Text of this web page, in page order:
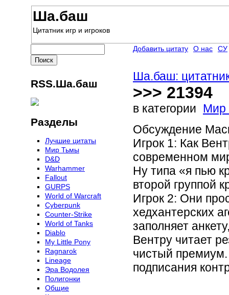
Ша.баш
Цитатник игр и игроков
Ша.баш:
>>> 21394
в категории Мир
Обсуждение
Игрок 1: Как
современном
Ну типа «я пью
второй группой
Игрок 2: Они
хедхантерских
заполняет
Вентру читает
чистый
подписания
Добавить цитату О нас СУ
RSS.Ша.баш
Разделы
Лучшие цитаты
Мир Тьмы
D&D
Warhammer
Fallout
GURPS
World of Warcraft
Сyberpunk
Counter-Strike
World of Tanks
Diablo
My Little Pony
Ragnarok
Lineage
Эра Водолея
Полигонки
Общие